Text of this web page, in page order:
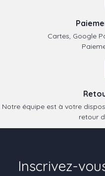
Cartes, Google
Notre équipe est à votre
retour
Inscrivez-